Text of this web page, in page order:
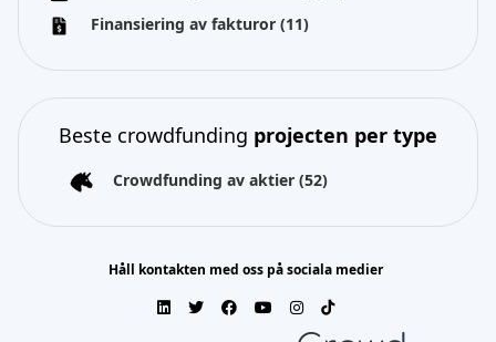
Finansiering av fakturor (11)
Beste crowdfunding projecten per type
Crowdfunding av aktier (52)
Håll kontakten med oss på sociala medier